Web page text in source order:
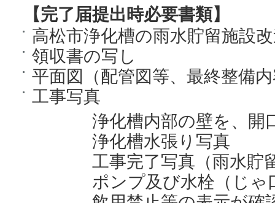
【完了届提出時必要書類】
高松市浄化槽の雨水貯留施設
領収書の写し
平面図（配管図等、最終整備
工事写真
浄化槽内部の壁を、開口
浄化槽水張り写真
工事完了写真（雨水貯留
ポンプ及び水栓（じゃ口